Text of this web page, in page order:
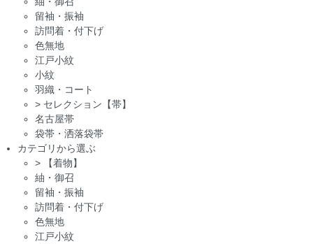
留袖・振袖
訪問着・付下げ
色無地
江戸小紋
小紋
羽織・コート
> セレクション【帯】
名古屋帯
袋帯・洒落袋帯
カテゴリから選ぶ
>
【着物】
紬・御召
留袖・振袖
訪問着・付下げ
色無地
江戸小紋